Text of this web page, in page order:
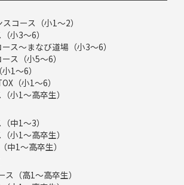
コース（小1～2）
小3～6）
ス～まなび道場（小3～6）
ス（小5～6）
1～6）
（小1～6）
小1～高卒生）
中1～3）
小1～高卒生）
中1～高卒生）
（高1～高卒生）